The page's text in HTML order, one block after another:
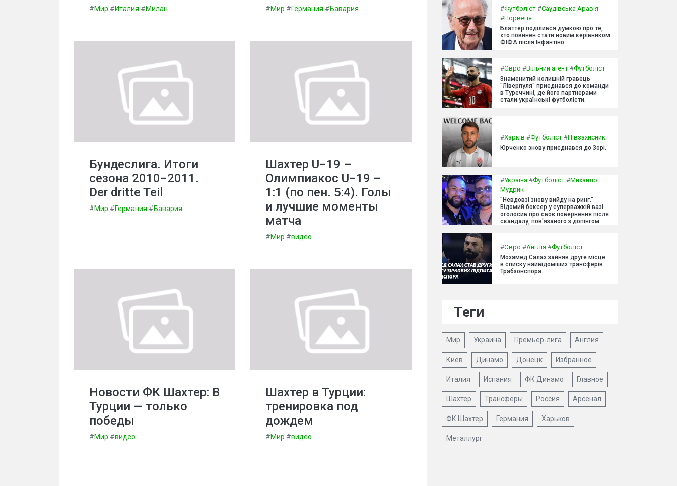
#Мир #Италия #Милан #Мир #Германия #Бавария
Бундеслига. Итоги
сезона 2010−2011.
Der dritte Teil
#Мир #Германия #Бавария
Шахтер U−19 –
Олимпиакос U−19 –
1:1 (по пен. 5:4). Голы
и лучшие моменты
матча
#Мир #видео
Новости ФК Шахтер: В
Турции — только
победы
#Мир #видео
Шахтер в Турции:
тренировка под
дождем
#Мир #видео
#Футболіст #Саудівська Аравія
#Норвегія
Блаттер поділився думкою про те,
хто повинен стати новим керівником
ФІФА після Інфантіно.
#Євро #Вільний агент #Футболіст
Знаменитий колишній гравець
"Ліверпуля" приєднався до команди
в Туреччині, де його партнерами
стали українські футболісти.
#Харків #Футболіст #Півзахисник
Юрченко знову приєднався до Зорі.
#Україна #Футболіст #Михайло
Мудрик
"Невдовзі знову вийду на ринг."
Відомий боксер у суперважкій вазі
оголосив про своє повернення після
скандалу, пов'язаного з допінгом.
#Євро #Англія #Футболіст
Мохамед Салах зайняв друге місце
в списку найвідоміших трансферів
Трабзонспора.
Теги
Мир Украина Премьер-лига Англия
Киев Динамо Донецк Избранное
Италия Испания ФК Динамо Главное
Шахтер Трансферы Россия Арсенал
ФК Шахтер Германия Харьков
Металлург